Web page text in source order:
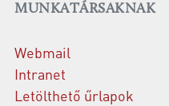
MUNKATÁRSAKNAK
Webmail
Intranet
Letölthető űrlapok